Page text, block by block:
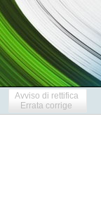
Avviso di rettifica
Errata corrige